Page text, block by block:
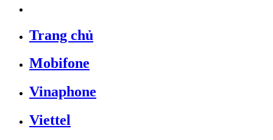
Trang chủ
Mobifone
Vinaphone
Viettel